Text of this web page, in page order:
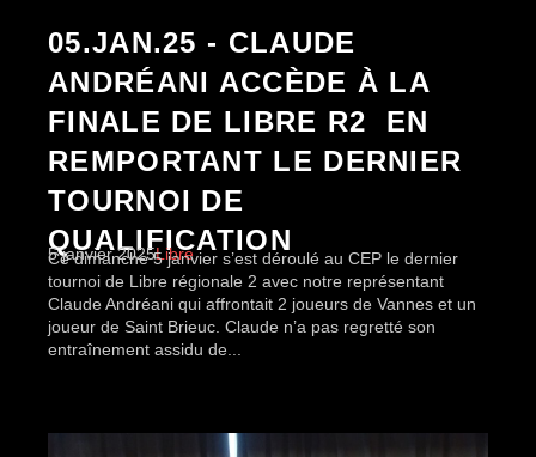
05.JAN.25 - CLAUDE
ANDRÉANI ACCÈDE À LA
FINALE DE LIBRE R2 EN
REMPORTANT LE DERNIER
TOURNOI DE
QUALIFICATION
5 janvier 2025Libre
Ce dimanche 5 janvier s’est déroulé au CEP le dernier
tournoi de Libre régionale 2 avec notre représentant
Claude Andréani qui affrontait 2 joueurs de Vannes et un
joueur de Saint Brieuc. Claude n’a pas regretté son
entraînement assidu de...